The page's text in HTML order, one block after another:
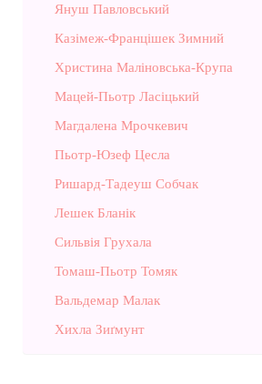
Януш Павловський
Казімеж-Францішек Зимний
Христина Маліновська-Крупа
Мацей-Пьотр Ласіцький
Магдалена Мрочкевич
Пьотр-Юзеф Цесла
Ришард-Тадеуш Собчак
Лешек Бланік
Сильвія Грухала
Томаш-Пьотр Томяк
Вальдемар Малак
Хихла Зиґмунт